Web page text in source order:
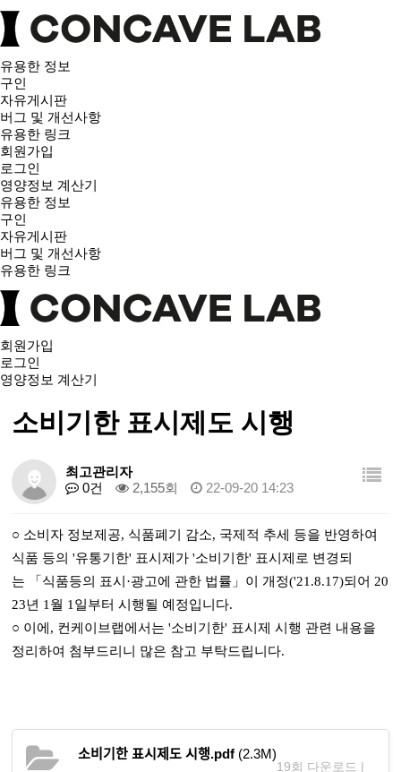
유용한 정보
구인
자유게시판
버그 및 개선사항
유용한 링크
회원가입
로그인
영양정보 계산기
유용한 정보
구인
자유게시판
버그 및 개선사항
유용한 링크
회원가입
로그인
영양정보 계산기
소비기한 표시제도 시행
최고관리자
0건
2,155회 22-09-20 14:23
○ 소비자 정보제공, 식품폐기 감소, 국제적 추세 등을 반영하여
식품 등의 '유통기한' 표시제가 '소비기한' 표시제로 변경되
는
「식품등의 표시 ·광고에 관한 법률 」이 개정('21.8.17)되어 20
23년 1월 1일부터 시행될 예정입니다.
○ 이에, 컨케이브랩에서는 '소비기한' 표시제 시행 관련 내용을
정리하여 첨부드리니 많은 참고 부탁드립니다.
소비기한 표시제도 시행.pdf (2.3M)
19회 다운로드 |